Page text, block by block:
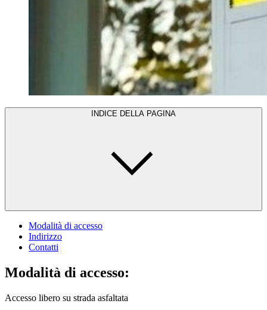
INDICE DELLA PAGINA
Modalità di accesso
Indirizzo
Contatti
Modalità di accesso:
Accesso libero su strada asfaltata